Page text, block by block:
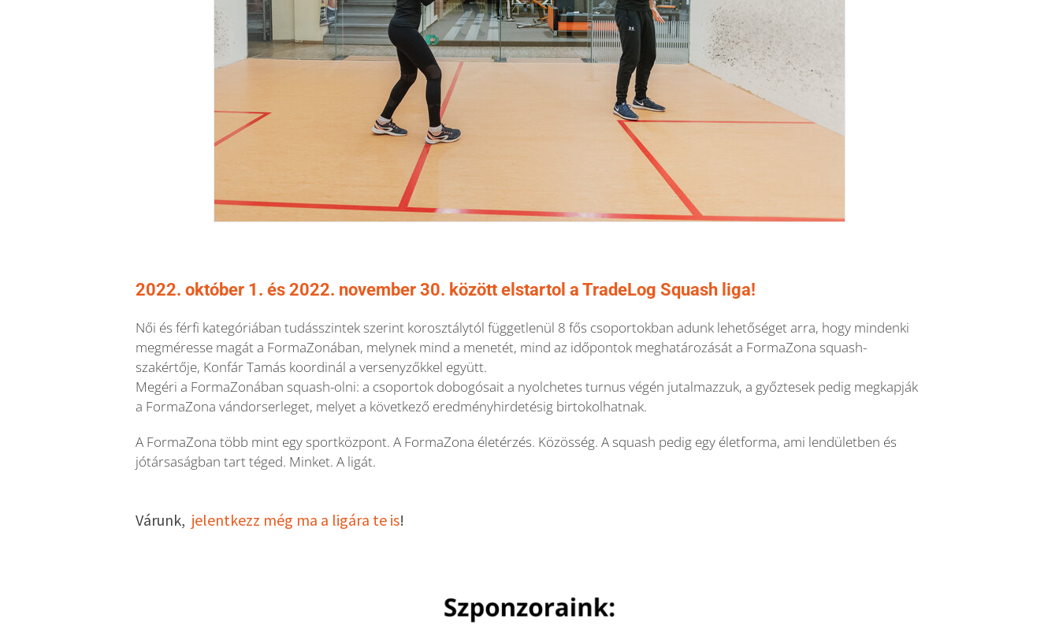
2022. október 1. és 2022. november 30. között elstartol a TradeLog Squash liga!
Női és férfi kategóriában tudásszintek szerint korosztálytól függetlenül 8 fős csoportokban adunk lehetőséget arra, hogy mindenki
megméresse magát a FormaZonában, melynek mind a menetét, mind az időpontok meghatározását a FormaZona squash-
szakértője, Konfár Tamás koordinál a versenyzőkkel együtt.
Megéri a FormaZonában squash-olni: a csoportok dobogósait a nyolchetes turnus végén jutalmazzuk, a győztesek pedig megkapják
a FormaZona vándorserleget, melyet a következő eredményhirdetésig birtokolhatnak.
A FormaZona több mint egy sportközpont. A FormaZona életérzés. Közösség. A squash pedig egy életforma, ami lendületben és
jótársaságban tart téged. Minket. A ligát.
Várunk, jelentkezz még ma a ligára te is!